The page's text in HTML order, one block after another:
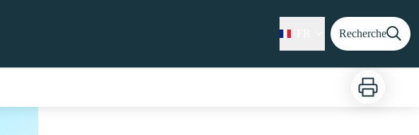
Recherche
Imprimer